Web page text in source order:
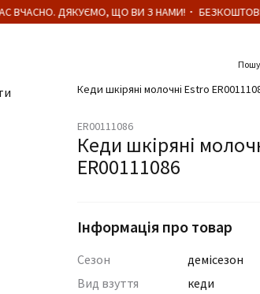
ДЯКУЄМО, ЩО ВИ З НАМИ!・
Кеди шкіряні молочні Estro
ER00111086
Кеди шкіряні
ER00111086
Інформація про товар
Сезон
демісезон
Вид взуття
кеди